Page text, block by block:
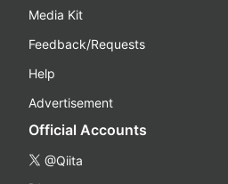
Media Kit
Feedback/Requests
Help
Advertisement
Official Accounts
@Qiita